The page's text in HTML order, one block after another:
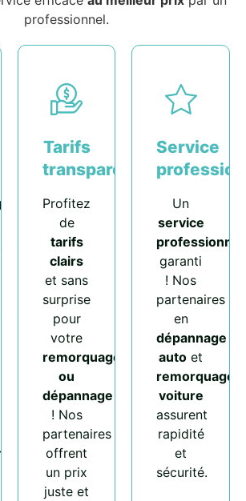
professionnel.
Tarifs
transparents
Profitez
de
tarifs
clairs
et sans
surprise
pour
votre
remorquage
ou
dépannage
! Nos
partenaires
offrent
un prix
juste et
Service
Un
service
professionnel
garanti
! Nos
partenaires
en
dépannage
auto et
remorquage
voiture
assurent
rapidité
et
sécurité.